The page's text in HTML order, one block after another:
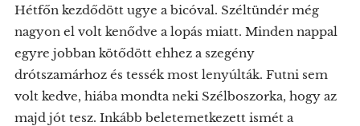
Hétfőn kezdődött ugye a bicóval. Széltündér még
nagyon el volt kenődve a lopás miatt. Minden nappal
egyre jobban kötődött ehhez a szegény
drótszamárhoz és tessék most lenyúlták. Futni sem
volt kedve, hiába mondta neki Szélboszorka, hogy az
majd jót tesz. Inkább beletemetkezett ismét a